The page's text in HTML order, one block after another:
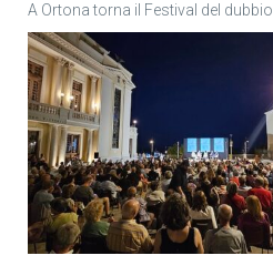
A Ortona torna il Festival del dubbio